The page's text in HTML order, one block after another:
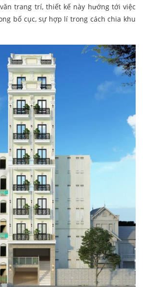
trang trí, thiết kế này hướng tới việc
bố cục, sự hợp lí trong cách chia khu